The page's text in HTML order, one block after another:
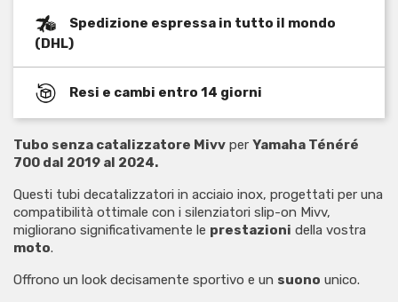
Spedizione espressa in tutto il mondo
(DHL)
Resi e cambi entro 14 giorni
Tubo senza catalizzatore Mivv per Yamaha Ténéré
700 dal 2019 al 2024.
Questi tubi decatalizzatori in acciaio inox, progettati per una
compatibilità ottimale con i silenziatori slip-on Mivv,
migliorano significativamente le prestazioni della vostra
moto.
Offrono un look decisamente sportivo e un suono unico.